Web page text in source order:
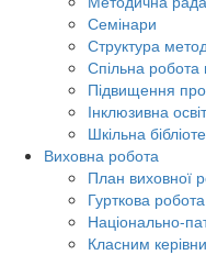
Семінари
Структура
Спільна
Підвищення
Інклюзивна
Шкільна
Виховна робота
План виховної
Гурткова робота
Національно-
Класним